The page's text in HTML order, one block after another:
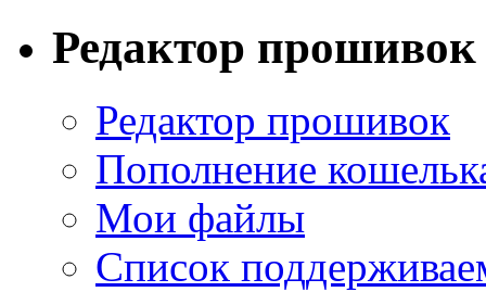
Редактор прошивок
Редактор прошивок
Пополнение
Мои файлы
Список